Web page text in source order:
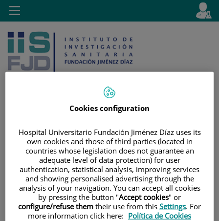
Jump to content
selector
Active
en
Toggle
navigation
Cookies configuration
Hospital Universitario Fundación Jiménez Díaz uses its
own cookies and those of third parties (located in
countries whose legislation does not guarantee an
adequate level of data protection) for user
authentication, statistical analysis, improving services
and showing personalised advertising through the
analysis of your navigation. You can accept all cookies
by pressing the button "Accept cookies" or
configure/refuse them their use from this Settings. For
more information click here: Política de Cookies